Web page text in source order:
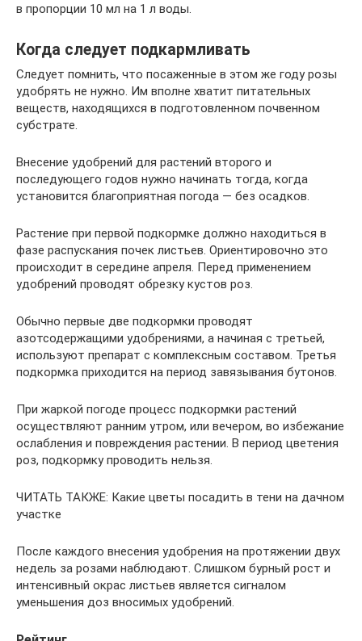
в про­порции 10 мл на 1 л воды.
Когда следует подкармливать
Следует помнить, что посаженные в этом же году розы
удобрять не нужно. Им вполне хватит питательных
веществ, находящихся в подготовленном почвенном
субстрате.
Внесение удобрений для растений второго и
последующего годов нужно начинать тогда, когда
установится благоприятная погода — без осадков.
Растение при первой подкормке должно находиться в
фазе распускания почек листьев. Ориентировочно это
происходит в середине апреля. Перед применением
удобрений проводят обрезку кустов роз.
Обычно первые две подкормки проводят
азотсодержащими удобрениями, а начиная с третьей,
используют препарат с комплексным составом. Третья
подкормка приходится на период завязывания бутонов.
При жаркой погоде процесс подкормки растений
осуществляют ранним утром, или вечером, во избежание
ослабления и повреждения растении. В период цветения
роз, подкормку проводить нельзя.
ЧИТАТЬ ТАКЖЕ: Какие цветы посадить в тени на дачном
участке
После каждого внесения удобрения на протяжении двух
недель за розами наблюдают. Слишком бурный рост и
интенсивный окрас листьев является сигналом
уменьшения доз вносимых удобрений.